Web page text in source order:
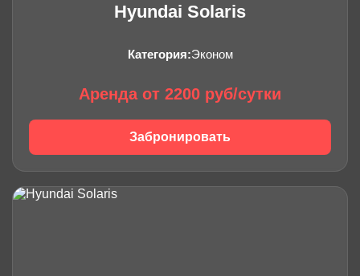
Hyundai Solaris
Категория:Эконом
Аренда от 2200 руб/сутки
Забронировать